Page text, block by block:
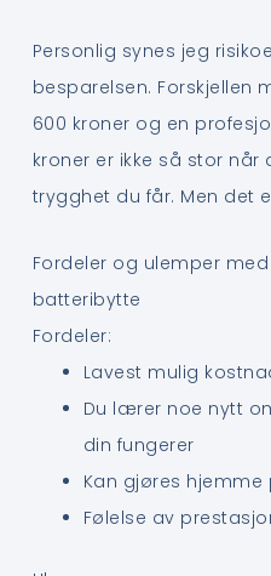
Personlig synes jeg
besparelsen. Forskjellen
600 kroner og en
kroner er ikke så stor
trygghet du får. Men det
Fordeler og ulemper
batteribytte
Fordeler:
Lavest mulig
Du lærer noe nytt
din fungerer
Kan gjøres
Følelse av